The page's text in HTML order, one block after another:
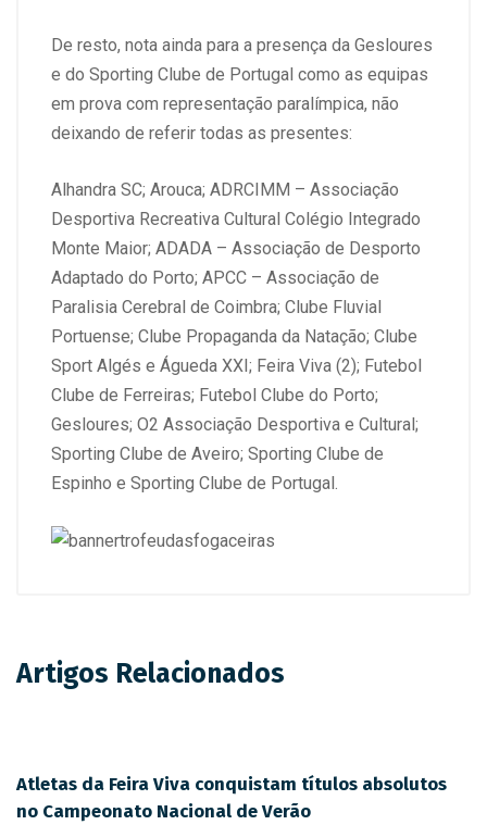
De resto, nota ainda para a presença da Gesloures
e do Sporting Clube de Portugal como as equipas
em prova com representação paralímpica, não
deixando de referir todas as presentes:
Alhandra SC; Arouca; ADRCIMM – Associação
Desportiva Recreativa Cultural Colégio Integrado
Monte Maior; ADADA – Associação de Desporto
Adaptado do Porto; APCC – Associação de
Paralisia Cerebral de Coimbra; Clube Fluvial
Portuense; Clube Propaganda da Natação; Clube
Sport Algés e Águeda XXI; Feira Viva (2); Futebol
Clube de Ferreiras; Futebol Clube do Porto;
Gesloures; O2 Associação Desportiva e Cultural;
Sporting Clube de Aveiro; Sporting Clube de
Espinho e Sporting Clube de Portugal.
Artigos Relacionados
Atletas da Feira Viva conquistam títulos absolutos
no Campeonato Nacional de Verão